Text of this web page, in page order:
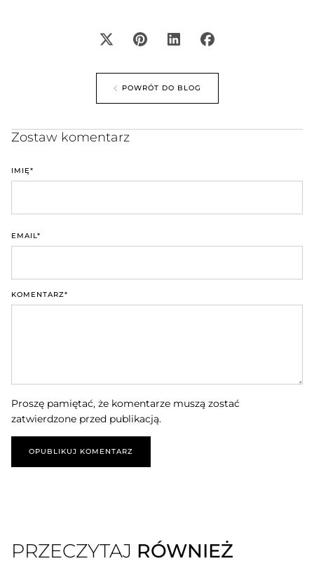
POWRÓT DO BLOG
Zostaw komentarz
IMIĘ*
EMAIL*
KOMENTARZ*
Proszę pamiętać, że komentarze muszą zostać
zatwierdzone przed publikacją.
OPUBLIKUJ KOMENTARZ
PRZECZYTAJ RÓWNIEŻ